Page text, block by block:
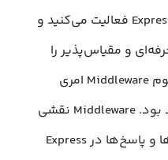
در صورتی که با فریم‌ورک Express.js فعالیت می‌کنید و
و مقیاس‌پذیر را
دارید، بنابراین آشنایی با مفهوم Middleware امری
بسیار ضروری برای شما خواهد بود. Middleware نقشی
کلیدی در مدیریت درخواست‌ها و پاسخ‌ها در Express